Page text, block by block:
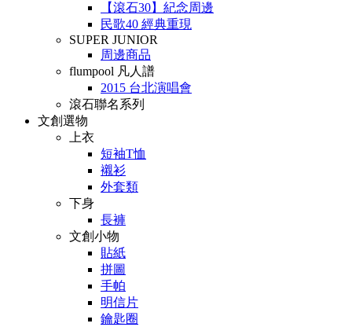
【滾石30】紀念周邊
民歌40 經典重現
SUPER JUNIOR
周邊商品
flumpool 凡人譜
2015 台北演唱會
滾石聯名系列
文創選物
上衣
短袖T恤
襯衫
外套類
下身
長褲
文創小物
貼紙
拼圖
手帕
明信片
鑰匙圈